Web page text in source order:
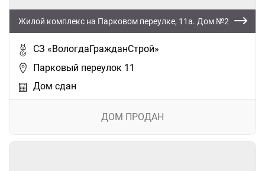
Жилой комплекс на Парковом переулке, 11а. Дом №2
СЗ «ВологдаГражданСтрой»
Парковый переулок 11
Дом сдан
ДОМ ПРОДАН